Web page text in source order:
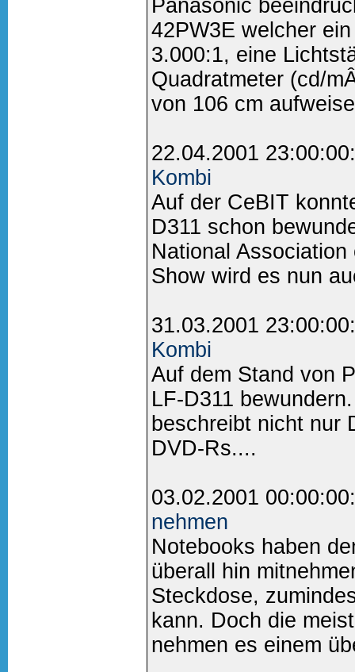
Panasonic
42PW3E welcher
3.000:1, eine
Quadratmeter (cd/
von 106 cm
22.04.2001
Kombi
Auf der CeBIT
D311 schon
National
Show wird es nun
31.03.2001
Kombi
Auf dem Stand von
LF-D311
beschreibt nicht nur
DVD-Rs....
03.02.2001
nehmen
Notebooks haben
überall hin
Steckdose,
kann. Doch die
nehmen es einem